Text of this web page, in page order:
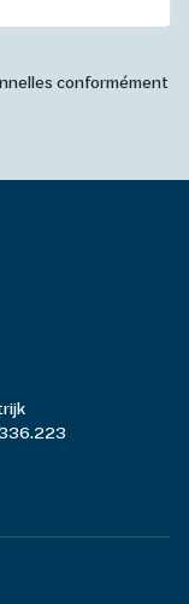
conformément